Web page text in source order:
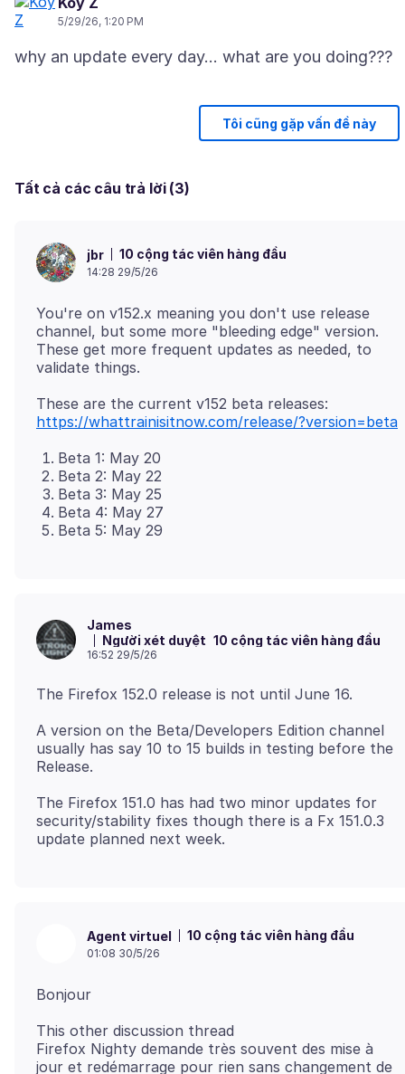
5/29/26, 1:20 PM
Tôi cũng gặp vấn đề này
Tất cả các câu trả lời (3)
jbr 10 cộng tác viên hàng đầu
14:28 29/5/26
You're on v152.x meaning you don't use release
channel, but some more "bleeding edge" version.
These get more frequent updates as needed, to
These are the current v152 beta releases:
https://whattrainisitnow.com/release/?version=beta
Beta 1: May 20
Beta 2: May 22
Beta 3: May 25
Beta 4: May 27
Beta 5: May 29
James
Người xét duyệt 10 cộng tác viên hàng đầu
16:52 29/5/26
A version on the Beta/Developers Edition channel
usually has say 10 to 15 builds in testing before the
The Firefox 151.0 has had two minor updates for
security/stability fixes though there is a Fx 151.0.3
Agent virtuel 10 cộng tác viên hàng đầu
01:08 30/5/26
This other discussion thread
Firefox Nighty demande très souvent des mise à
jour et redémarrage pour rien sans changement de